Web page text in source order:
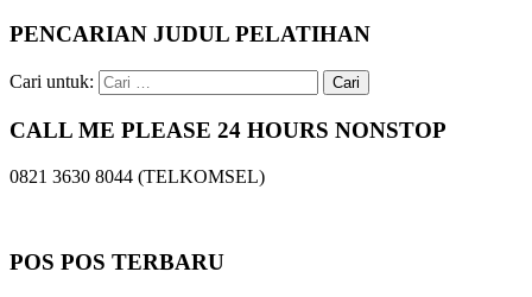
PENCARIAN JUDUL PELATIHAN
Cari untuk:
CALL ME PLEASE 24 HOURS NONSTOP
0821 3630 8044 (TELKOMSEL)
POS POS TERBARU